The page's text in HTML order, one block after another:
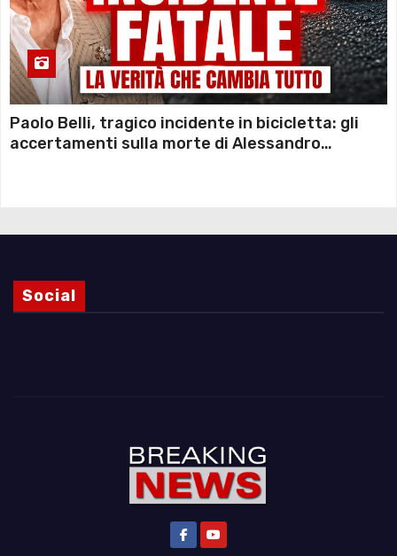
Paolo Belli, tragico incidente in bicicletta: gli
accertamenti sulla morte di Alessandro
Social